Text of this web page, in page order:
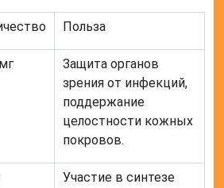
Польза
Защита органов
зрения от инфекций,
поддержание
целостности кожных
покровов.
Участие в синтезе